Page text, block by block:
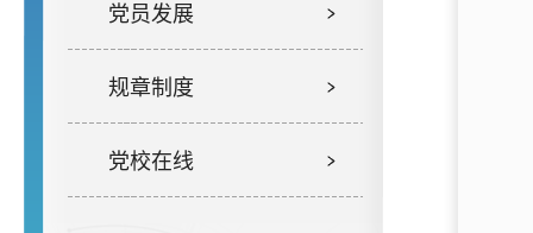
党员发展
规章制度
党校在线